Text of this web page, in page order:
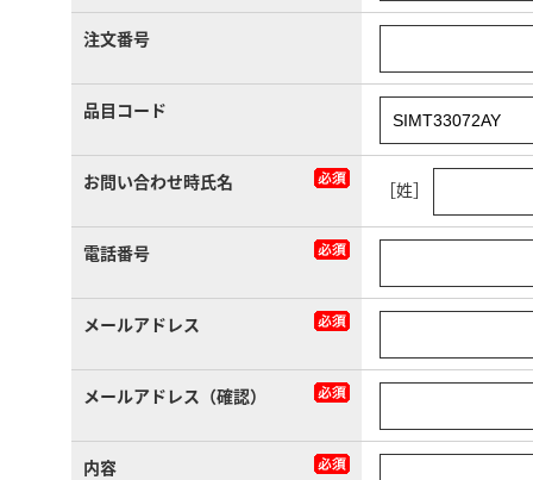
注文番号
品目コード
お問い合わせ時氏名 ［姓］
電話番号
メールアドレス
メールアドレス（確認）
内容